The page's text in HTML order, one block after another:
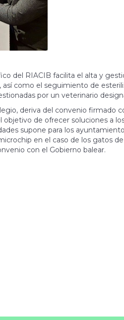
del RIACIB facilita el alta y
como el seguimiento de
por un veterinario
deriva del convenio firmado
de ofrecer soluciones a
supone para los
en el caso de los gatos
con el Gobierno balear.